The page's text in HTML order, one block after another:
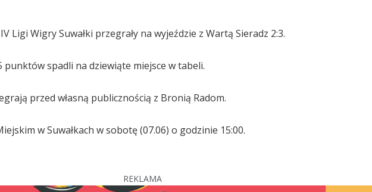
Ligi Wigry Suwałki przegrały na wyjeździe z Wartą Sieradz 2:3.
punktów spadli na dziewiąte miejsce w tabeli.
przed własną publicznością z Bronią Radom.
w Suwałkach w sobotę (07.06) o godzinie 15:00.
REKLAMA